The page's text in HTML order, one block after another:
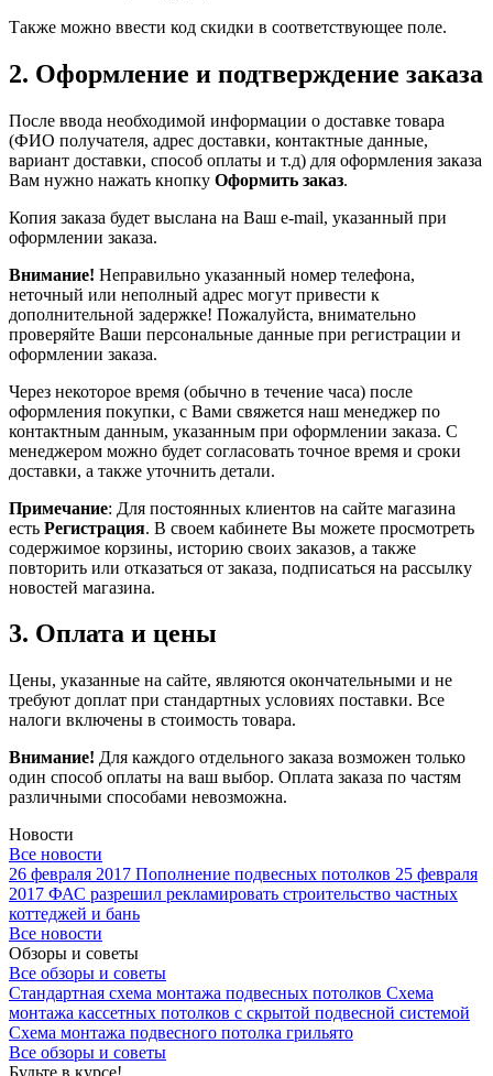
Также можно ввести код скидки в соответствующее поле.
2. Оформление и подтверждение заказа
После ввода необходимой информации о доставке товара
(ФИО получателя, адрес доставки, контактные данные,
вариант доставки, способ оплаты и т.д) для оформления заказа
Вам нужно нажать кнопку Оформить заказ.
Копия заказа будет выслана на Ваш e-mail, указанный при
оформлении заказа.
Внимание! Неправильно указанный номер телефона,
неточный или неполный адрес могут привести к
дополнительной задержке! Пожалуйста, внимательно
проверяйте Ваши персональные данные при регистрации и
оформлении заказа.
Через некоторое время (обычно в течение часа) после
оформления покупки, с Вами свяжется наш менеджер по
контактным данным, указанным при оформлении заказа. С
менеджером можно будет согласовать точное время и сроки
доставки, а также уточнить детали.
Примечание: Для постоянных клиентов на сайте магазина
есть Регистрация. В своем кабинете Вы можете просмотреть
содержимое корзины, историю своих заказов, а также
повторить или отказаться от заказа, подписаться на рассылку
новостей магазина.
3. Оплата и цены
Цены, указанные на сайте, являются окончательными и не
требуют доплат при стандартных условиях поставки. Все
налоги включены в стоимость товара.
Внимание! Для каждого отдельного заказа возможен только
один способ оплаты на ваш выбор. Оплата заказа по частям
различными способами невозможна.
Новости
Все новости
26 февраля 2017 Пополнение подвесных потолков 25 февраля
2017 ФАС разрешил рекламировать строительство частных
коттеджей и бань
Все новости
Обзоры и советы
Все обзоры и советы
Стандартная схема монтажа подвесных потолков Схема
монтажа кассетных потолков с скрытой подвесной системой
Схема монтажа подвесного потолка грильято
Все обзоры и советы